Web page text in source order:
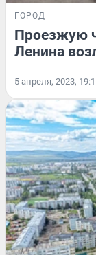
ГОРОД
Проезжую
Ленина
5 апреля, 2023,